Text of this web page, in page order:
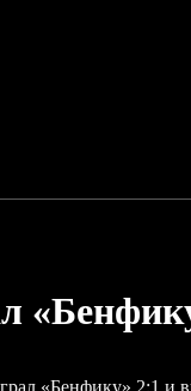
«Бенфику» 2:1